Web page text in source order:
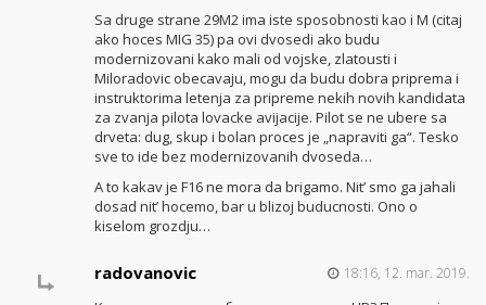
Sa druge strane 29M2 ima iste sposobnosti kao i M (citaj
ako hoces MIG 35) pa ovi dvosedi ako budu
modernizovani kako mali od vojske, zlatousti i
Miloradovic obecavaju, mogu da budu dobra priprema i
instruktorima letenja za pripreme nekih novih kandidata
za zvanja pilota lovacke avijacije. Pilot se ne ubere sa
drveta: dug, skup i bolan proces je „napraviti ga“. Tesko
sve to ide bez modernizovanih dvoseda…
A to kakav je F16 ne mora da brigamo. Nit’ smo ga jahali
dosad nit’ hocemo, bar u blizoj buducnosti. Ono o
kiselom grozdju…
radovanovic 18:16, 12. mar. 2019.